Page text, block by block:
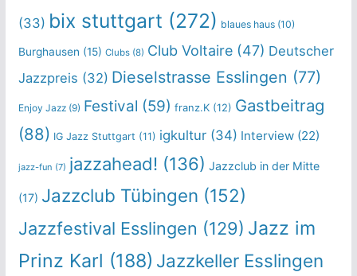
(33) bix stuttgart (272) blaues haus(10)
Burghausen (15) Clubs(8) Club Voltaire(47) Deutscher
Jazzpreis (32) Dieselstrasse Esslingen (77)
Enjoy Jazz(9) Festival (59) franz.K(12) Gastbeitrag
(88) IG Jazz Stuttgart (11) igkultur(34) Interview(22)
jazz-fun (7) jazzahead! (136) Jazzclub in der Mitte
(17) Jazzclub Tübingen (152)
Jazzfestival Esslingen (129) Jazz im
Prinz Karl (188) Jazzkeller Esslingen